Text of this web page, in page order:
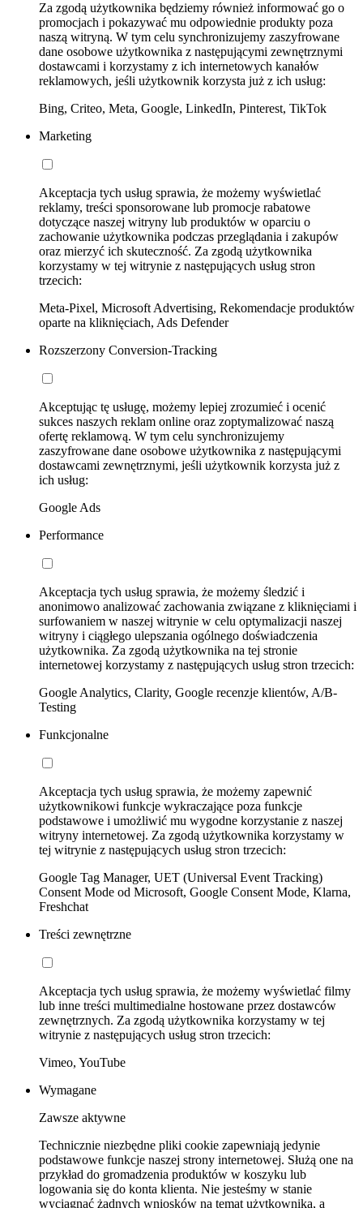
Za zgodą użytkownika będziemy również informować go o
promocjach i pokazywać mu odpowiednie produkty poza
naszą witryną. W tym celu synchronizujemy zaszyfrowane
dane osobowe użytkownika z następującymi zewnętrznymi
dostawcami i korzystamy z ich internetowych kanałów
reklamowych, jeśli użytkownik korzysta już z ich usług:
Bing, Criteo, Meta, Google, LinkedIn, Pinterest, TikTok
Marketing
Akceptacja tych usług sprawia, że możemy wyświetlać
reklamy, treści sponsorowane lub promocje rabatowe
dotyczące naszej witryny lub produktów w oparciu o
zachowanie użytkownika podczas przeglądania i zakupów
oraz mierzyć ich skuteczność. Za zgodą użytkownika
korzystamy w tej witrynie z następujących usług stron
trzecich:
Meta-Pixel, Microsoft Advertising, Rekomendacje produktów
oparte na kliknięciach, Ads Defender
Rozszerzony Conversion-Tracking
Akceptując tę usługę, możemy lepiej zrozumieć i ocenić
sukces naszych reklam online oraz zoptymalizować naszą
ofertę reklamową. W tym celu synchronizujemy
zaszyfrowane dane osobowe użytkownika z następującymi
dostawcami zewnętrznymi, jeśli użytkownik korzysta już z
ich usług:
Google Ads
Performance
Akceptacja tych usług sprawia, że możemy śledzić i
anonimowo analizować zachowania związane z kliknięciami i
surfowaniem w naszej witrynie w celu optymalizacji naszej
witryny i ciągłego ulepszania ogólnego doświadczenia
użytkownika. Za zgodą użytkownika na tej stronie
internetowej korzystamy z następujących usług stron trzecich:
Google Analytics, Clarity, Google recenzje klientów, A/B-
Testing
Funkcjonalne
Akceptacja tych usług sprawia, że możemy zapewnić
użytkownikowi funkcje wykraczające poza funkcje
podstawowe i umożliwić mu wygodne korzystanie z naszej
witryny internetowej. Za zgodą użytkownika korzystamy w
tej witrynie z następujących usług stron trzecich:
Google Tag Manager, UET (Universal Event Tracking)
Consent Mode od Microsoft, Google Consent Mode, Klarna,
Freshchat
Treści zewnętrzne
Akceptacja tych usług sprawia, że możemy wyświetlać filmy
lub inne treści multimedialne hostowane przez dostawców
zewnętrznych. Za zgodą użytkownika korzystamy w tej
witrynie z następujących usług stron trzecich:
Vimeo, YouTube
Wymagane
Zawsze aktywne
Technicznie niezbędne pliki cookie zapewniają jedynie
podstawowe funkcje naszej strony internetowej. Służą one na
przykład do gromadzenia produktów w koszyku lub
logowania się do konta klienta. Nie jesteśmy w stanie
wyciągnąć żadnych wniosków na temat użytkownika, a